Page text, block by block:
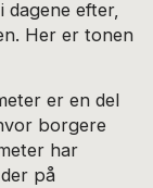
dagene efter,
Her er tonen
er en del
borgere
har
på